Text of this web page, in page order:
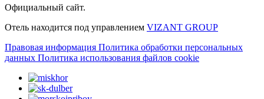
Официальный сайт.
Отель находится под управлением VIZANT GROUP
Правовая информация Политика обработки персональных
данных Политика использования файлов cookie